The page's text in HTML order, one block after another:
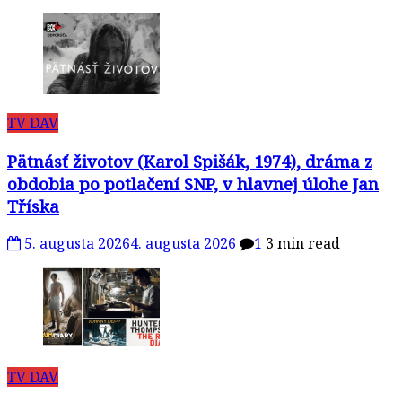
TV DAV
Pätnásť životov (Karol Spišák, 1974), dráma z
obdobia po potlačení SNP, v hlavnej úlohe Jan
Tříska
5. augusta 20264. augusta 2026 1 3 min read
TV DAV